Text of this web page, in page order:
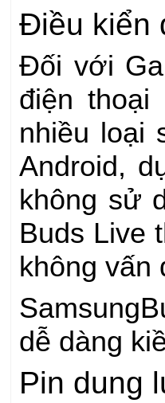
Điều kiển
Đối với
điện
nhiều loại
Android,
không sử
Buds Live
không vấn
dễ dàng
Pin dung